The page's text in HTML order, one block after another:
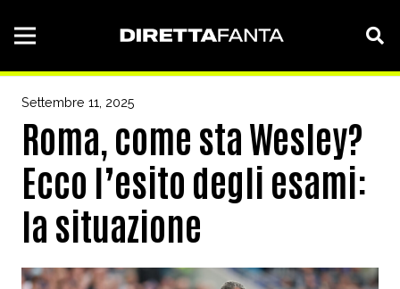
Settembre 11, 2025
Roma, come sta Wesley?
Ecco l’esito degli esami:
la situazione